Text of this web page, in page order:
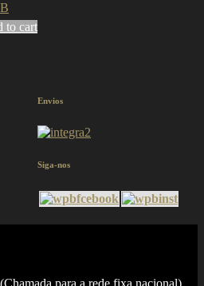
to cart
Envios
Siga-nos
para a rede fixa nacional)